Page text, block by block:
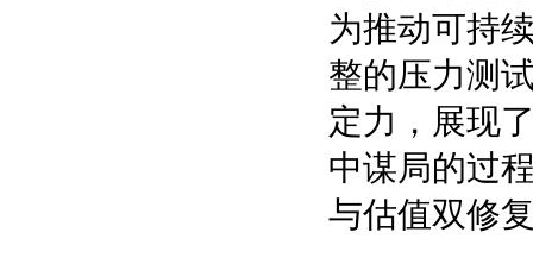
为推动可持
整的压力测
定力，展现
中谋局的过
与估值双修